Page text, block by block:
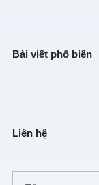
Bài viết phổ biến
Liên hệ